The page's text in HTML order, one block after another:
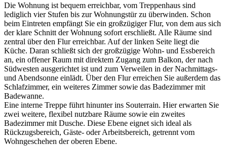
Die Wohnung ist bequem erreichbar, vom Treppenhaus sind
lediglich vier Stufen bis zur Wohnungstür zu überwinden. Schon
beim Eintreten empfängt Sie ein großzügiger Flur, von dem aus sich
der klare Schnitt der Wohnung sofort erschließt. Alle Räume sind
zentral über den Flur erreichbar. Auf der linken Seite liegt die
Küche. Daran schließt sich der großzügige Wohn- und Essbereich
an, ein offener Raum mit direktem Zugang zum Balkon, der nach
Südwesten ausgerichtet ist und zum Verweilen in der Nachmittags-
und Abendsonne einlädt. Über den Flur erreichen Sie außerdem das
Schlafzimmer, ein weiteres Zimmer sowie das Badezimmer mit
Badewanne.
Eine interne Treppe führt hinunter ins Souterrain. Hier erwarten Sie
zwei weitere, flexibel nutzbare Räume sowie ein zweites
Badezimmer mit Dusche. Diese Ebene eignet sich ideal als
Rückzugsbereich, Gäste- oder Arbeitsbereich, getrennt vom
Wohngeschehen der oberen Ebene.